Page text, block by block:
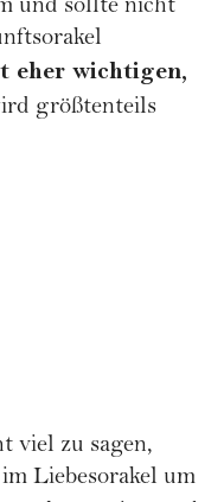
und sollte nicht
eher wichtigen,
größtenteils
viel zu sagen,
Liebesorakel um